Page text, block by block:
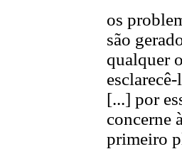
os
são
qualquer
[...] por
concerne
primeiro